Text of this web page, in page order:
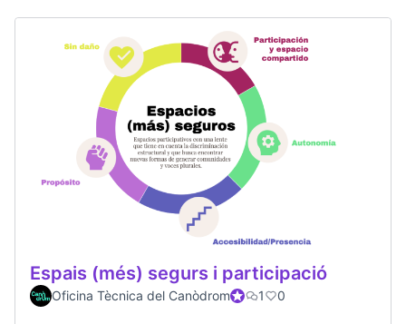
Espais (més) segurs i participació
Oficina Tècnica del CanòdromOfficial participant
1 0